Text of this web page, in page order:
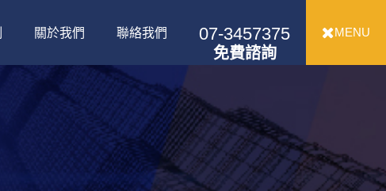
MENU
關於我們 聯絡我們 07-3457375
免費諮詢